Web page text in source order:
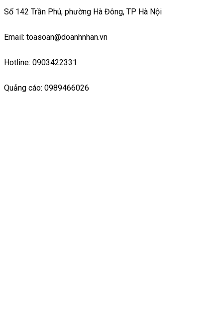
Số 142 Trần Phú, phường Hà Đông, TP Hà Nội
Email: toasoan@doanhnhan.vn
Hotline: 0903422331
Quảng cáo: 0989466026